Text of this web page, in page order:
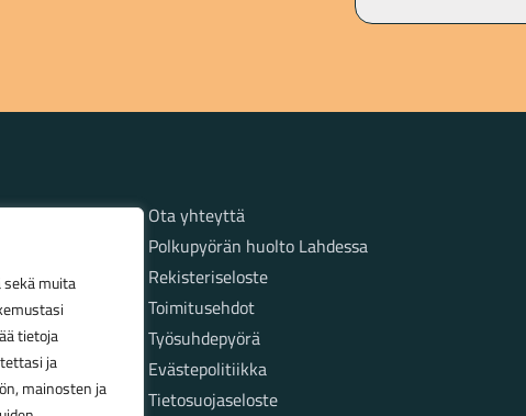
muita
tietoja
ja
mainosten ja
SivutOta yhteyttä
Polkupyörän huolto Lahdessa
Rekisteriseloste
Toimitusehdot
Työsuhdepyörä
Evästepolitiikka
Tietosuojaseloste